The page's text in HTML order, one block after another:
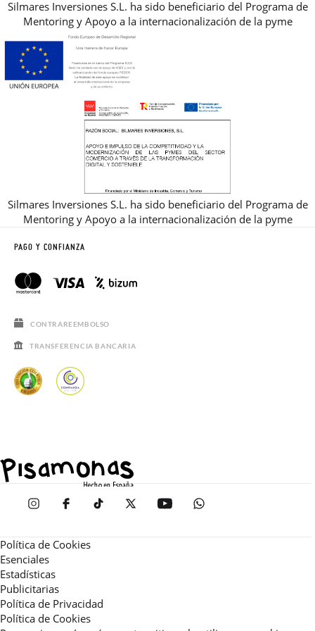
Silmares Inversiones S.L. ha sido beneficiario del Programa de
Mentoring y Apoyo a la internacionalización de la pyme
Silmares Inversiones S.L. ha sido beneficiario del Programa de
Mentoring y Apoyo a la internacionalización de la pyme
PAGO Y CONFIANZA
CONTRAREEMBOLSO
TRANSFERENCIA BANCARIA
Política de Cookies
Esenciales
Estadísticas
Publicitarias
Política de Privacidad
Política de Cookies